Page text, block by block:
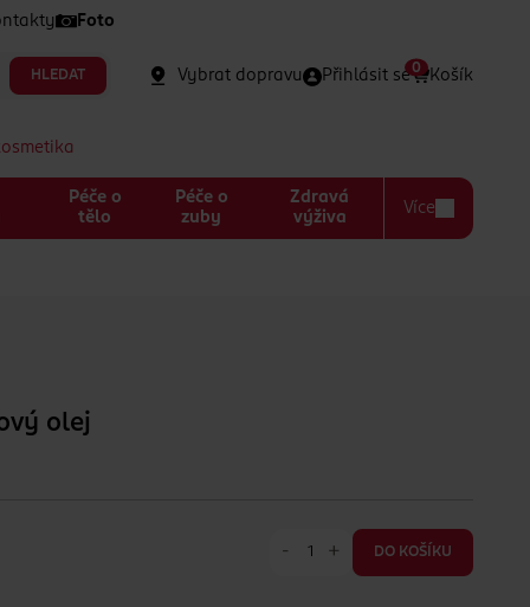
Foto
HLEDAT Vybrat dopravu Přihlásit se Košík
0
Péče o
tělo
Péče o
zuby
Zdravá
výživa
Více
olej
- + DO KOŠÍKU